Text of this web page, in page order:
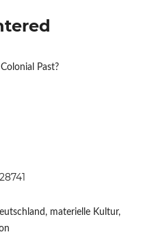
Past?
materielle Kultur,